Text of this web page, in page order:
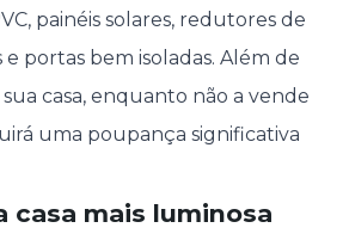
painéis solares, redutores de
portas bem isoladas. Além de
casa, enquanto não a vende
uma poupança significativa
casa mais luminosa